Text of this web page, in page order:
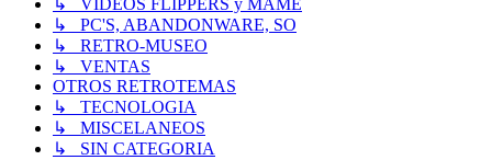
↳ VIDEOS FLIPPERS y MAME
↳ PC'S, ABANDONWARE, SO
↳ RETRO-MUSEO
↳ VENTAS
OTROS RETROTEMAS
↳ TECNOLOGIA
↳ MISCELANEOS
↳ SIN CATEGORIA